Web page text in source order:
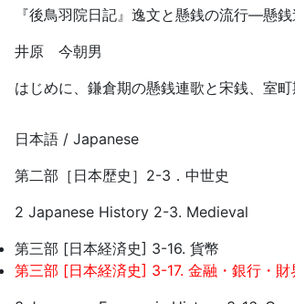
『後鳥羽院日記』逸文と懸銭の流行―懸
井原 今朝男
はじめに、鎌倉期の懸銭連歌と宋銭、室
日本語 / Japanese
第二部［日本歴史］2-3．中世史
2 Japanese History 2-3. Medieval
第三部 [日本経済史] 3-16. 貨幣
第三部 [日本経済史] 3-17. 金融・銀行・財